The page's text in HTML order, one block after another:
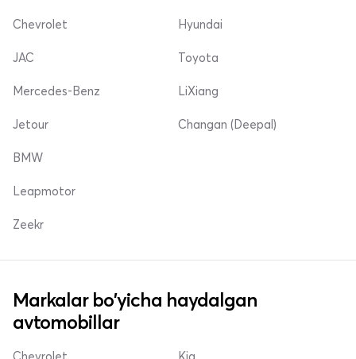
Chevrolet Hyundai
JAC
Mercedes-Benz
Jetour
Toyota
LiXiang
Changan (Deepal)
BMW
Leapmotor
Zeekr
Markalar bo'yicha haydalgan
avtomobillar